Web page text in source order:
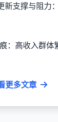
更多文章